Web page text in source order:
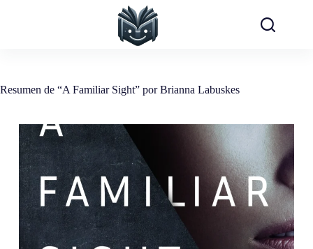
Resumen de “A Familiar Sight” por Brianna Labuskes